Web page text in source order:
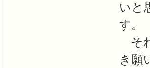
いと
す。
そ
き願